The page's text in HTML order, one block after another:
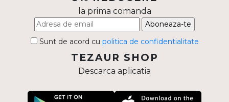
la prima comanda
Aboneaza-te
Sunt de acord cu politica de confidentialitate
TEZAUR SHOP
Descarca aplicatia